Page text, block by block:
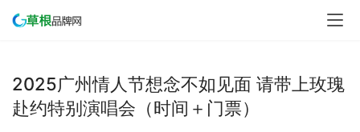
2025广州情人节想念不如见面 请带上玫瑰
赴约特别演唱会（时间＋门票）